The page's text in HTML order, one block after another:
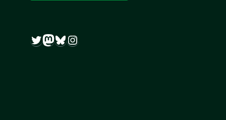
Twitter
Mastodon
Bluesky
Instagram